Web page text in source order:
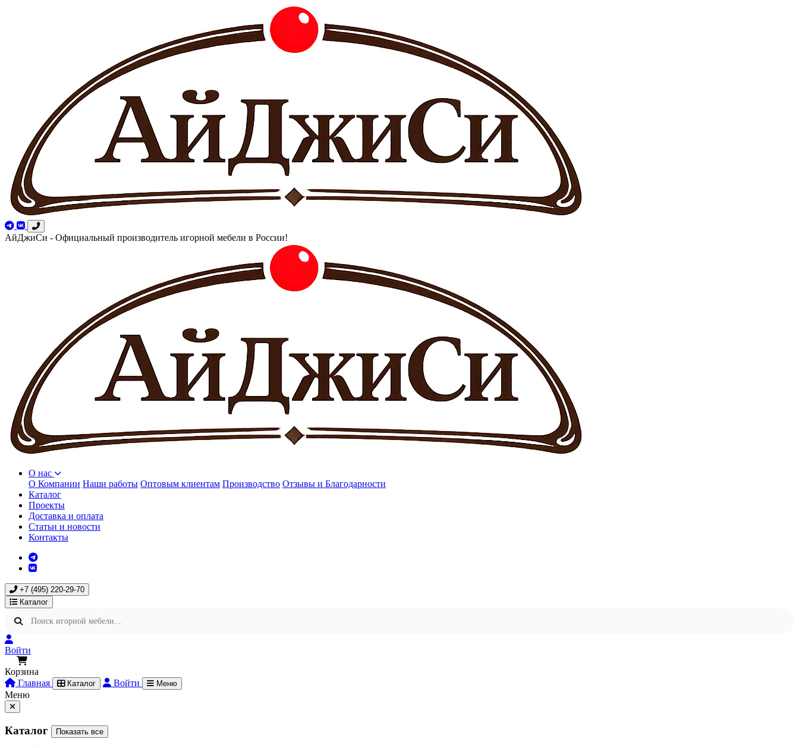
АйДжиСи - Официальный производитель игорной мебели в России!
О нас
О Компании Наши работы Оптовым клиентам Производство Отзывы и Благодарности
Каталог
Проекты
Доставка и оплата
Статьи и новости
Контакты
+7 (495) 220-29-70
Каталог
Войти
Корзина
Главная
Каталог Войти Меню
Меню
Каталог Показать все